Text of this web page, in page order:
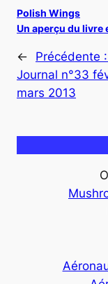
Polish Wings
Un aperçu du livre
← Précédente :
Journal n°33
mars 2013